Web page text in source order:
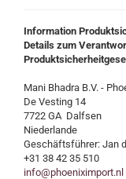
Information
Details zum
Mani Bhadra B.V. -
De Vesting 14
7722 GA Dalfsen
Niederlande
Geschäftsführer: Jan
+31 38 42 35 510
info@phoeniximport.nl